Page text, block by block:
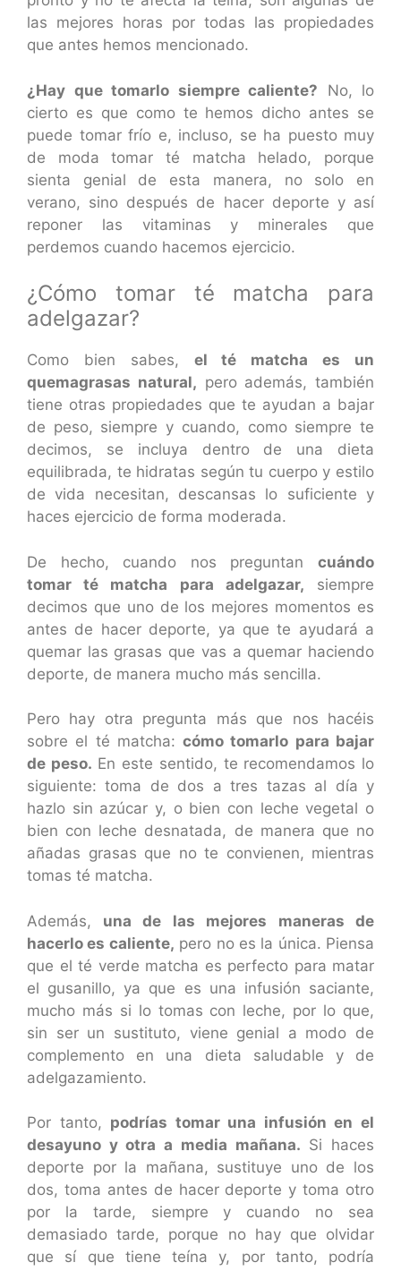
las mejores horas por todas las propiedades
que antes hemos mencionado.
¿Hay que tomarlo siempre caliente? No, lo
cierto es que como te hemos dicho antes se
puede tomar frío e, incluso, se ha puesto muy
de moda tomar té matcha helado, porque
sienta genial de esta manera, no solo en
verano, sino después de hacer deporte y así
reponer las vitaminas y minerales que
perdemos cuando hacemos ejercicio.
¿Cómo tomar té matcha para
adelgazar?
Como bien sabes, el té matcha es un
quemagrasas natural, pero además, también
tiene otras propiedades que te ayudan a bajar
de peso, siempre y cuando, como siempre te
decimos, se incluya dentro de una dieta
equilibrada, te hidratas según tu cuerpo y estilo
de vida necesitan, descansas lo suficiente y
haces ejercicio de forma moderada.
De hecho, cuando nos preguntan cuándo
tomar té matcha para adelgazar, siempre
decimos que uno de los mejores momentos es
antes de hacer deporte, ya que te ayudará a
quemar las grasas que vas a quemar haciendo
deporte, de manera mucho más sencilla.
Pero hay otra pregunta más que nos hacéis
sobre el té matcha:cómo tomarlo para bajar
de peso. En este sentido, te recomendamos lo
siguiente: toma de dos a tres tazas al día y
hazlo sin azúcar y, o bien con leche vegetal o
bien con leche desnatada, de manera que no
añadas grasas que no te convienen, mientras
tomas té matcha.
Además, una de las mejores maneras de
hacerlo es caliente, pero no es la única. Piensa
que el té verde matcha es perfecto para matar
el gusanillo, ya que es una infusión saciante,
mucho más si lo tomas con leche, por lo que,
sin ser un sustituto, viene genial a modo de
complemento en una dieta saludable y de
adelgazamiento.
Por tanto, podrías tomar una infusión en el
desayuno y otra a media mañana. Si haces
deporte por la mañana, sustituye uno de los
dos, toma antes de hacer deporte y toma otro
por la tarde, siempre y cuando no sea
demasiado tarde, porque no hay que olvidar
que sí que tiene teína y, por tanto, podría